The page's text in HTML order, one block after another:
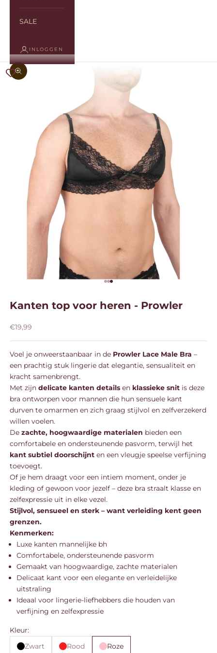
SALE
INLOGGEN
In-/uitzoomen
Naar artikel 1
Naar artikel 2
Naar artikel 3
Kanten top voor heren - Prowler
Aanbiedingsprijs
€19,99
Voel je onweerstaanbaar in de Prowler Lace Male Bra
een prachtig stuk lingerie dat elegantie, sensualiteit en
kracht samenbrengt.
Met zijn delicate kanten details en klassieke snit is deze
bra ontworpen voor mannen die hun sensuele kant
durven te omarmen en zich graag stijlvol en zelfverzekerd
willen voelen.
De zachte, hoogwaardige materialen bieden een
comfortabele en ondersteunende pasvorm, terwijl het
kant subtiel doorschijnt en een vleugje speelse verfijning
toevoegt.
Of je hem draagt voor een intiem moment, onder je
kleding of gewoon voor jezelf – deze bra straalt klasse en
zelfexpressie uit in elke vezel.
Stijlvol, sensueel en sterk – want verleiding kent geen
grenzen.
Kenmerken:
Luxe kanten mannelijke bh
Comfortabele, ondersteunende pasvorm
Gemaakt van hoogwaardige, zachte materialen
Delicaat kant voor een elegante en verleidelijke
uitstraling
Ideaal voor lingerie-liefhebbers die houden van
verfijning en zelfexpressie
Kleur:
Zwart
Rood Roze